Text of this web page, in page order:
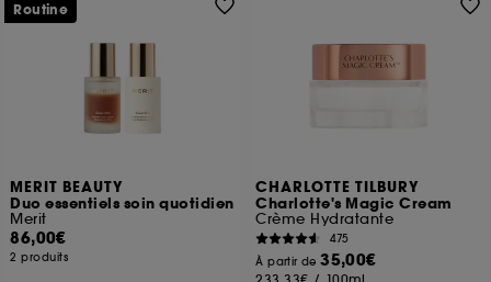
MERIT BEAUTY
Duo essentiels soin quotidien
Merit
86,00€
2 produits
Routine
CHARLOTTE TILBURY
Charlotte's Magic Cream
Crème Hydratante
475
À partir de35,00€